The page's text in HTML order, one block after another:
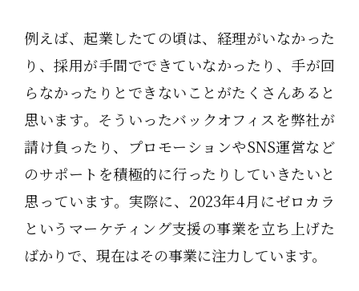
例えば、起業したての頃は、経理がいなかった
り、採用が手間でできていなかったり、手が回
らなかったりとできないことがたくさんあると
思います。そういったバックオフィスを弊社が
請け負ったり、プロモーションやSNS運営など
のサポートを積極的に行ったりしていきたいと
思っています。実際に、2023年4月にゼロカラ
というマーケティング支援の事業を立ち上げた
ばかりで、現在はその事業に注力しています。